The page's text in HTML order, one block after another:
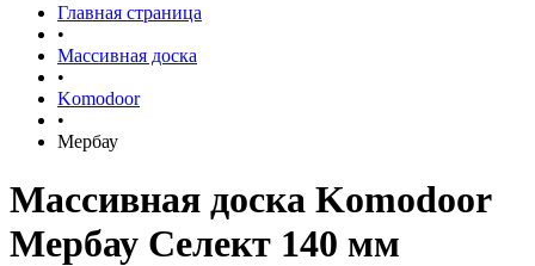
Главная страница
•
Массивная доска
•
Komodoor
•
Мербау
Массивная доска Komodoor
Мербау Селект 140 мм